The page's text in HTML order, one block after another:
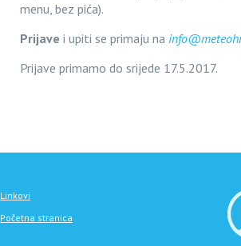
menu, bez pića).
Prijave i upiti se primaju na
Prijave primamo do srijede 17.5.2017.
Linkovi
Početna stranica